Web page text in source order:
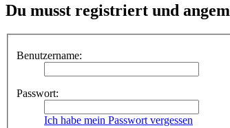
Du musst registriert und
Benutzername:
Passwort:
Ich habe mein Passwort vergessen